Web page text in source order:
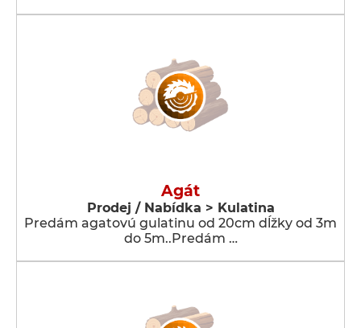
Agát
Prodej / Nabídka > Kulatina
Predám agatovú gulatinu od 20cm dĺžky od 3m
do 5m..Predám …